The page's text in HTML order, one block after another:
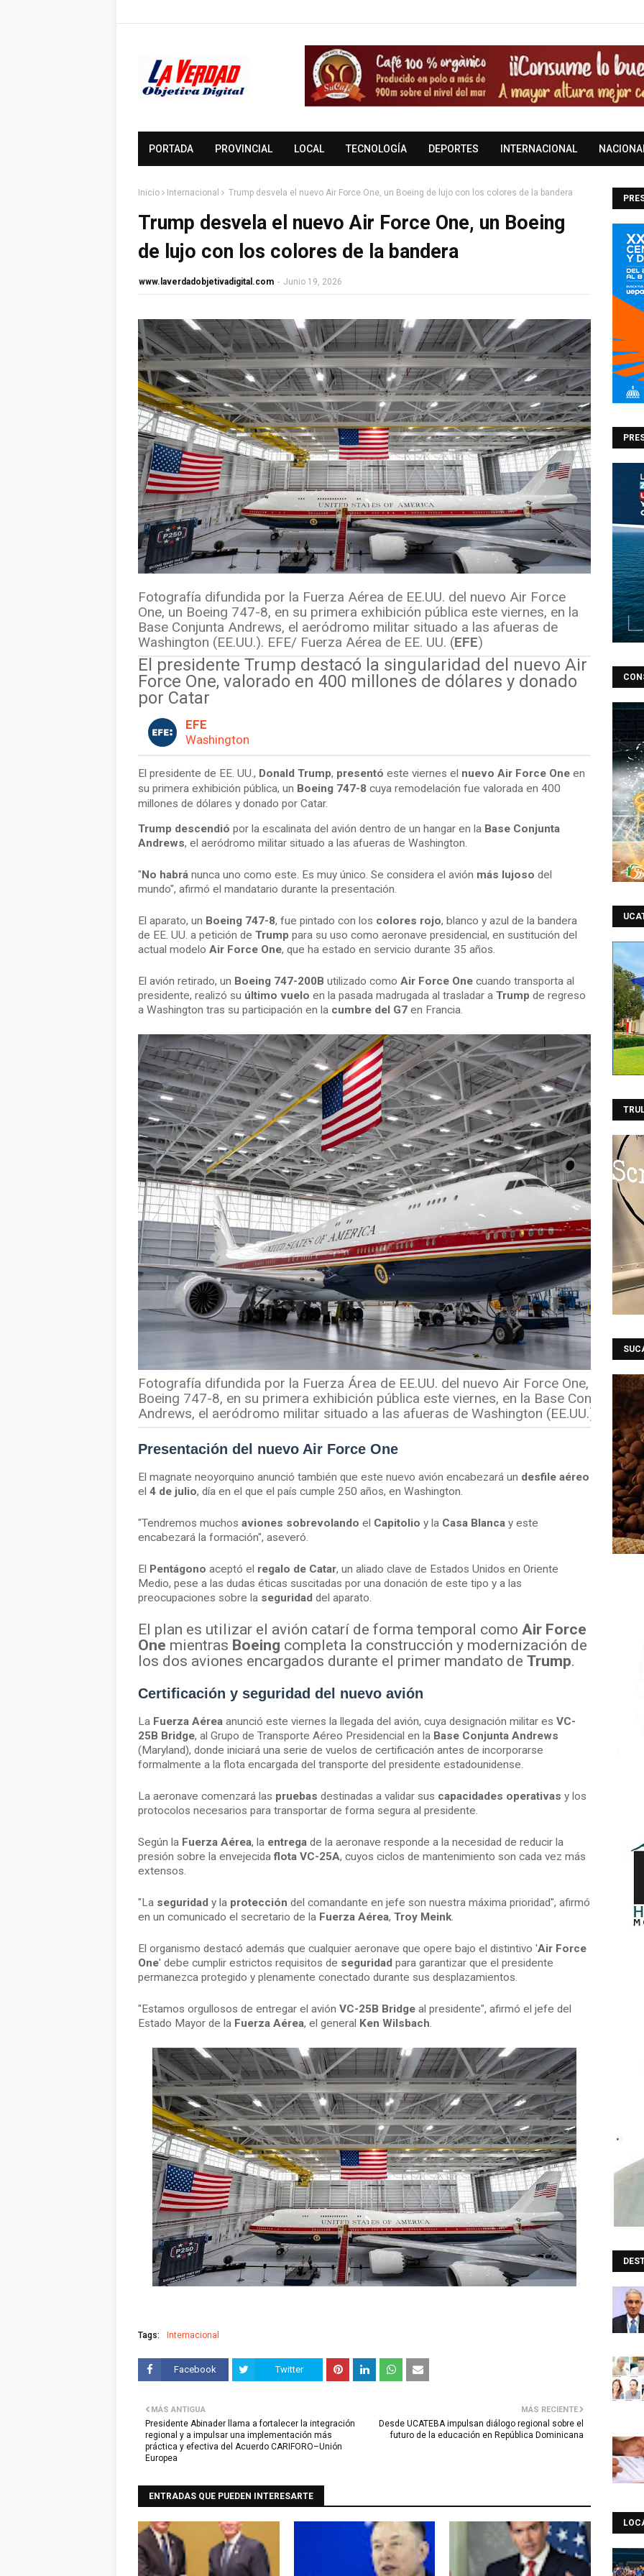
PORTADA PROVINCIAL LOCAL TECNOLOGÍA DEPORTES INTERNACIONAL
Inicio Internacional Trump desvela el nuevo Air Force One, un Boeing de lujo con los colores de la bandera
Trump desvela el nuevo Air Force One, un Boeing
de lujo con los colores de la bandera
www.laverdadobjetivadigital.com - Junio 19, 2026
Fotografía difundida por la Fuerza Aérea de EE.UU. del nuevo Air Force
One, un Boeing 747-8, en su primera exhibición pública este viernes, en la
Base Conjunta Andrews, el aeródromo militar situado a las afueras de
Washington (EE.UU.). EFE/ Fuerza Aérea de EE. UU. (EFE)
El presidente Trump destacó la singularidad del nuevo Air
Force One, valorado en 400 millones de dólares y donado
por Catar
EFE
Washington
El presidente de EE. UU., Donald Trump, presentó este viernes el nuevo Air Force One en
su primera exhibición pública, un Boeing 747-8 cuya remodelación fue valorada en 400
millones de dólares y donado por Catar.
Trump descendió por la escalinata del avión dentro de un hangar en la Base Conjunta
Andrews, el aeródromo militar situado a las afueras de Washington.
" No habrá nunca uno como este. Es muy único. Se considera el avión más lujoso del
mundo", afirmó el mandatario durante la presentación.
El aparato, un Boeing 747-8, fue pintado con los colores rojo, blanco y azul de la bandera
de EE. UU. a petición de Trump para su uso como aeronave presidencial, en sustitución del
actual modelo Air Force One, que ha estado en servicio durante 35 años.
El avión retirado, un Boeing 747-200B utilizado como Air Force One cuando transporta al
presidente, realizó su último vuelo en la pasada madrugada al trasladar a Trump de regreso
a Washington tras su participación en la cumbre del G7 en Francia.
Fotografía difundida por la Fuerza Área de EE.UU. del nuevo Air Force One, un
Boeing 747-8, en su primera exhibición pública este viernes, en la Base Conjunta
Andrews, el aeródromo militar situado a las afueras de Washington (EE.UU.).
EFE)
Presentación del nuevo Air Force One
El magnate neoyorquino anunció también que este nuevo avión encabezará un desfile aéreo
el 4 de julio, día en el que el país cumple 250 años, en Washington.
"Tendremos muchos aviones sobrevolando el Capitolio y la Casa Blanca y este
encabezará la formación", aseveró.
El Pentágono aceptó el regalo de Catar, un aliado clave de Estados Unidos en Oriente
Medio, pese a las dudas éticas suscitadas por una donación de este tipo y a las
preocupaciones sobre la seguridad del aparato.
El plan es utilizar el avión catarí de forma temporal como Air Force
One mientras Boeing completa la construcción y modernización de
los dos aviones encargados durante el primer mandato de Trump.
Certificación y seguridad del nuevo avión
La Fuerza Aérea anunció este viernes la llegada del avión, cuya designación militar es VC-
25B Bridge, al Grupo de Transporte Aéreo Presidencial en la Base Conjunta Andrews
(Maryland), donde iniciará una serie de vuelos de certificación antes de incorporarse
formalmente a la flota encargada del transporte del presidente estadounidense.
La aeronave comenzará las pruebas destinadas a validar sus capacidades operativas y los
protocolos necesarios para transportar de forma segura al presidente.
Según la Fuerza Aérea, la entrega de la aeronave responde a la necesidad de reducir la
presión sobre la envejecidaflota VC-25A, cuyos ciclos de mantenimiento son cada vez más
extensos.
"La seguridad y la protección del comandante en jefe son nuestra máxima prioridad", afirmó
en un comunicado el secretario de la Fuerza Aérea, Troy Meink.
El organismo destacó además que cualquier aeronave que opere bajo el distintivo 'Air Force
One' debe cumplir estrictos requisitos de seguridad para garantizar que el presidente
permanezca protegido y plenamente conectado durante sus desplazamientos.
"Estamos orgullosos de entregar el avión VC-25B Bridge al presidente", afirmó el jefe del
Estado Mayor de la Fuerza Aérea, el general Ken Wilsbach.
Tags: Internacional
Facebook Twitter
MÁS RECIENTE
Desde UCATEBA impulsan diálogo regional sobre el
futuro de la educación en República Dominicana
MÁS ANTIGUA
Presidente Abinader llama a fortalecer la integración
regional y a impulsar una implementación más
práctica y efectiva del Acuerdo CARIFORO–Unión
Europea
ENTRADAS QUE PUEDEN INTERESARTE